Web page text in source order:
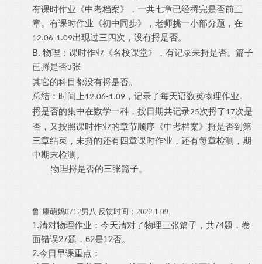
有课时作业《中考档案》，一共七章已经捋完是否前三
章。有课时作业《初中同步》，老师挑一小部分题，在
12.06-1.09出现过三四次，没有捋是否。
B. 物理：课时作业《名校课堂》，有记录未捋是否。篇子
已捋是否3张
其它的科目都没有捋是否。
总结：时间上 12.06-1.09 ，记录了每天语数英物理作业。
捋是否的集中在数学一科，按日期共记录25次捋了 17次是
否，又按照课时作业的章节顺序《中考档案》捋是否到第
三章结束，未捋的还有四章课时作业，还有每章检测，期
中期末检测。
物理捋是否的三张篇子。
鲁-康萌妈0712男八 反馈时间：2022.1.09.
1.清对物理作业：今天清对了物理三张篇子，共74题，卷
面错误27题，62是12否。
2.今日早课重点：